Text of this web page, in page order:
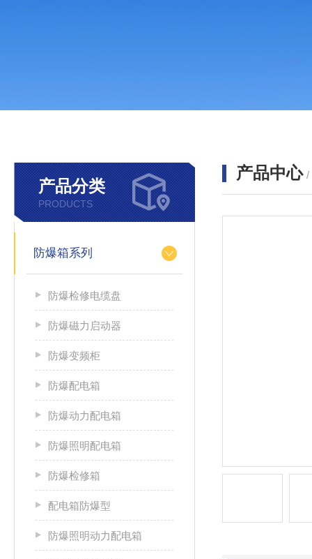
产品分类
PRODUCTS
防爆箱系列
防爆检修电缆盘
防爆磁力启动器
防爆变频柜
防爆配电箱
防爆动力配电箱
防爆照明配电箱
防爆检修箱
配电箱防爆型
防爆照明动力配电箱
产品中心 /